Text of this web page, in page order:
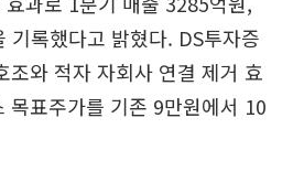
기록했다고 밝혔다. DS투자증
조와 적자 자회사 연결 제거 효
목표주가를 기존 9만원에서 10